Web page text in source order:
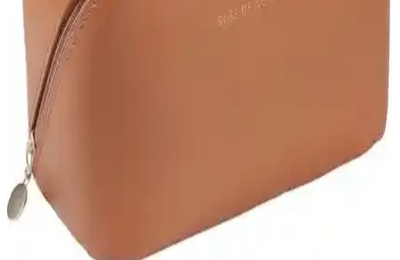
Seyahatleriniz İçin En İyi Kozmetik Organizer
Çantaları Karşılaştırması 2023
Dekohop ve Ecoform'un seyahat kozmetik çantalarını detaylı
inceleyerek, dayanıklılık, kullanım kolaylığı ve kullanıcı
deneyimleriyle en uygun seçeneği belirleyin.
Makyaj Çantası ve Organizerleri Karşılaştırması:
Malzeme, Boyut ve Kullanım Özellikleri
İki makyaj çantası ve organizerinin malzeme, boyut ve kullanım
özellikleri detaylı şekilde karşılaştırıldı, dayanıklılık ve pratiklik
açısından öne çıkan yönleri vurgulandı.